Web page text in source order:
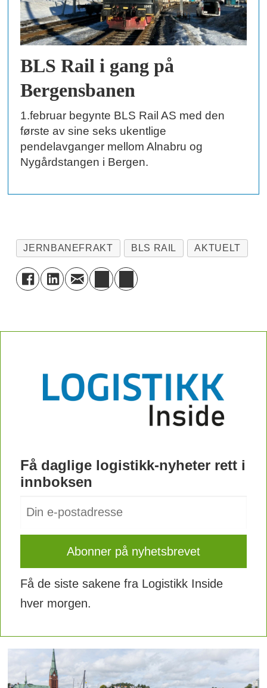
BLS Rail i gang på
Bergensbanen
1.februar begynte BLS Rail AS med den
første av sine seks ukentlige
pendelavganger mellom Alnabru og
Nygårdstangen i Bergen.
JERNBANEFRAKT BLS RAIL AKTUELT
Få daglige logistikk-nyheter rett i
innboksen
Få de siste sakene fra Logistikk Inside
hver morgen.